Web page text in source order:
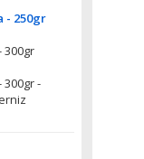
- 250gr
300gr
-